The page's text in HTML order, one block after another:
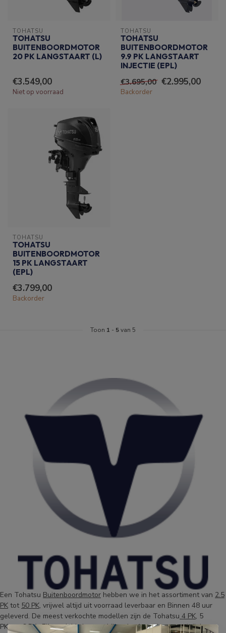
TOHATSU
TOHATSU
BUITENBOORDMOTOR
20 PK LANGSTAART (L)
€3.549,00
Niet op voorraad
TOHATSU
TOHATSU
BUITENBOORDMOTOR
9.9 PK LANGSTAART
INJECTIE (EPL)
€3.695,00 €2.995,00
Backorder
TOHATSU
TOHATSU
BUITENBOORDMOTOR
15 PK LANGSTAART
(EPL)
€3.799,00
Backorder
Toon 1 - 5van 5
Een Tohatsu Buitenboordmotor hebben we in het assortiment van 2.5
PK tot 50 PK, vrijwel altijd uit voorraad leverbaar en Binnen 48 uur
geleverd. De meest verkochte modellen zijn de Tohatsu 4 PK, 5
PK en 6 PK. Elk model is in verschillende uitvoeringen verkrijgbaar.